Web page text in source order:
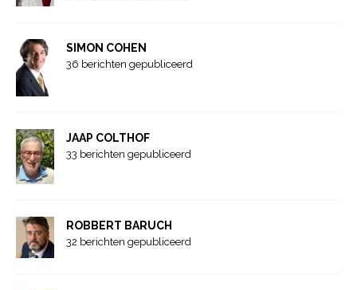
SIMON COHEN
36 berichten gepubliceerd
JAAP COLTHOF
33 berichten gepubliceerd
ROBBERT BARUCH
32 berichten gepubliceerd